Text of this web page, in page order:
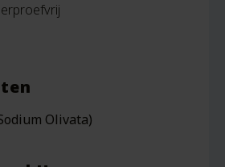
Olivata)